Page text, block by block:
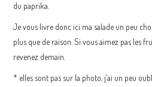
du paprika.
Je vous livre donc ici ma salade un peu
plus que de raison. Si vous aimez pas les
revenez demain.
* elles sont pas sur la photo, j’ai un peu